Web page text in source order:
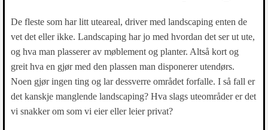
De fleste som har litt uteareal, driver med landscaping enten de
vet det eller ikke. Landscaping har jo med hvordan det ser ut ute,
og hva man plasserer av møblement og planter. Altså kort og
greit hva en gjør med den plassen man disponerer utendørs.
Noen gjør ingen ting og lar dessverre området forfalle. I så fall er
det kanskje manglende landscaping? Hva slags uteområder er det
vi snakker om som vi eier eller leier privat?